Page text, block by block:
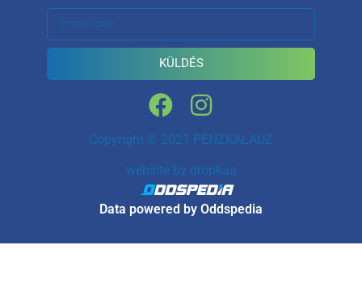
KÜLDÉS
Copyright © 2021 PÉNZKALAUZ
website by dropkaa
Data powered by Oddspedia